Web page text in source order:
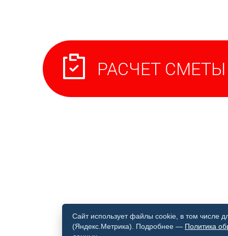
Сайт использует файлы cookie, в том числе
(Яндекс.Метрика). Подробнее — Политика